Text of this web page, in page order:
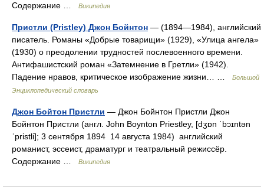
Содержание …
Википедия
Пристли (Pristley) Джон Бойнтон — (1894—1984), английский
писатель. Романы «Добрые товарищи» (1929), «Улица ангела»
(1930) о преодолении трудностей послевоенного времени.
Антифашистский роман «Затемнение в Гретли» (1942).
Падение нравов, критическое изображение жизни… …
Большой
Энциклопедический словарь
Джон Бойтон Пристли — Джон Бойнтон Пристли Джон
Бойнтон Пристли (англ. John Boynton Priestley, [dʒɒn ˈbɔɪntən
ˈpristli]; 3 сентября 1894 14 августа 1984) английский
романист, эссеист, драматург и театральный режиссёр.
Содержание …
Википедия